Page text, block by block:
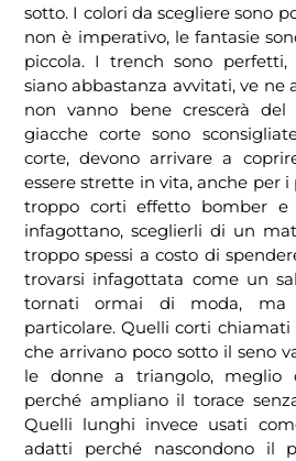
sotto. I colori da scegliere sono
non è imperativo, le fantasie
piccola. I trench sono perfetti,
siano abbastanza avvitati, ve ne
non vanno bene crescerà
giacche corte sono
corte, devono arrivare a
essere strette in vita, anche per
troppo corti effetto bomber
infagottano, sceglierli di un
troppo spessi a costo di
trovarsi infagottata come un
tornati ormai di moda,
particolare. Quelli corti
che arrivano poco sotto il seno
le donne a triangolo, meglio
perché ampliano il torace
Quelli lunghi invece usati
adatti perché nascondono il